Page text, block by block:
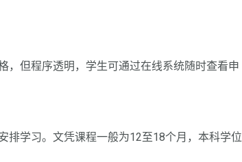
但程序透明，学生可通过在线系统随时查看申
学习。文凭课程一般为12至18个月，本科学位